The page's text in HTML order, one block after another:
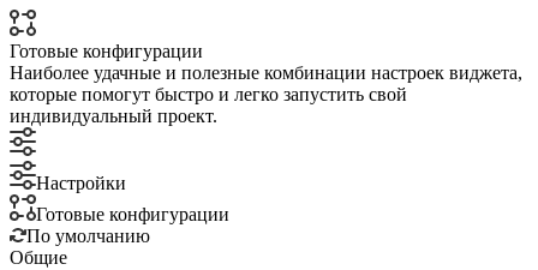
Готовые конфигурации
Наиболее удачные и полезные комбинации настроек виджета,
которые помогут быстро и легко запустить свой
индивидуальный проект.
Настройки
Готовые конфигурации
По умолчанию
Общие